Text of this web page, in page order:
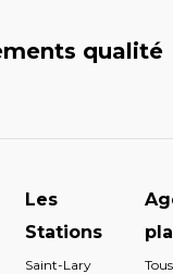
qualité
Les
Stations
Saint-Lary